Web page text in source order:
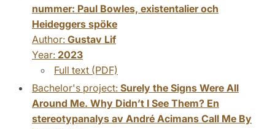
nummer: Paul Bowles, existentalier och
Heideggers spöke
Author: Gustav Lif
Year: 2023
Full text (PDF)
Bachelor's project: Surely the Signs Were All
Around Me. Why Didn’t I See Them? En
stereotypanalys av André Acimans Call Me By